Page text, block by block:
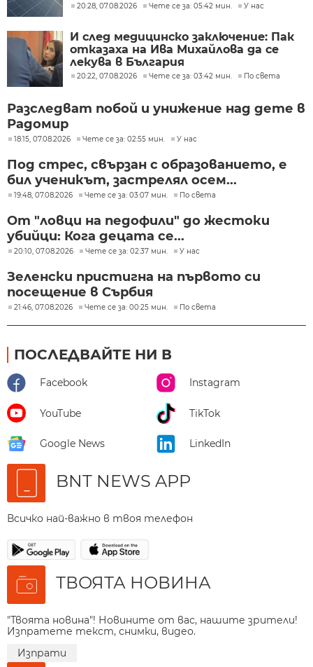
20:28, 07.08.2026 Чете се за: 05:42 мин. У нас
И след медицинско заключение: Пак
отказаха на Ива Михайлова да се
лекува в България
20:22, 07.08.2026 Чете се за: 03:42 мин. По света
Разследват побой и унижение над дете в
Радомир
18:15, 07.08.2026 Чете се за: 02:55 мин. У нас
Под стрес, свързан с образованието, е
бил ученикът, застрелял осем...
19:48, 07.08.2026 Чете се за: 03:07 мин. По света
От "ловци на педофили" до жестоки
убийци: Кога децата се...
20:10, 07.08.2026 Чете се за: 02:37 мин. У нас
Зеленски пристигна на първото си
посещение в Сърбия
21:46, 07.08.2026 Чете се за: 00:25 мин. По света
ПОСЛЕДВАЙТЕ НИ В
Facebook Instagram
YouTube TikTok
Google News LinkedIn
BNT NEWS APP
Всичко най-важно в твоя телефон
ТВОЯТА НОВИНА
"Твоята новина"! Новините от вас, нашите зрители!
Изпратете текст, снимки, видео.
Изпрати